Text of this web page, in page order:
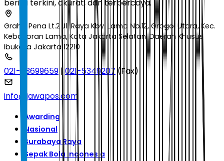
berita terkini, akurat, dan terpercaya.
Graha Pena Lt.2 Jl. Raya Kby. Lama No.12, Grogol Utara, Kec.
Kebayoran Lama, Kota Jakarta Selatan, Daerah Khusus
Ibukota Jakarta 12210
021-53699659 |021-5349207 (Fax)
info@jawapos.com
Awarding
Nasional
Surabaya Raya
Sepak Bola Indonesia